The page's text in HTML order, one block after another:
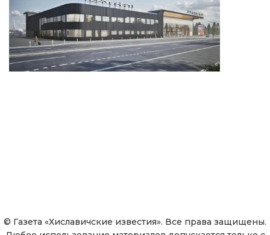
© Газета «Хиславичские известия». Все права защищены.